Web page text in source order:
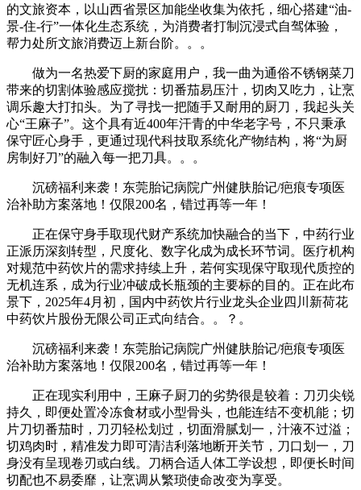
的文旅资本，以山西省景区加能坐收集为依托，细心搭建“油-
景-住-行”一体化生态系统，为消费者打制沉浸式自驾体验，
帮力处所文旅消费迈上新台阶。。。
做为一名热爱下厨的家庭用户，我一曲为通俗不锈钢菜刀
带来的切割体验感应搅扰：切番茄易压汁，切肉又吃力，让烹
调乐趣大打扣头。为了寻找一把随手又耐用的厨刀，我起头关
心“王麻子”。这个具有近400年汗青的中华老字号，不只秉承
保守匠心身手，更通过现代科技取系统化产物结构，将“为厨
房制好刀”的融入每一把刀具。。。
沉磅福利来袭！东莞胎记病院广州健肤胎记/疤痕专项医
治补助方案落地！仅限200名，错过再等一年！
正在保守身手取现代财产系统加快融合的当下，中药行业
正派历深刻转型，尺度化、数字化成为成长环节词。医疗机构
对规范中药饮片的需求持续上升，若何实现保守取现代质控的
无机连系，成为行业冲破成长瓶颈的主要标的目的。正在此布
景下，2025年4月初，国内中药饮片行业龙头企业四川新荷花
中药饮片股份无限公司正式向结合。。？。
沉磅福利来袭！东莞胎记病院广州健肤胎记/疤痕专项医
治补助方案落地！仅限200名，错过再等一年！
正在现实利用中，王麻子厨刀的劣势很是较着：刀刃尖锐
持久，即便处置冷冻食材或小型骨头，也能连结不变机能；切
片刀切番茄时，刀刃轻松划过，切面滑腻划一，汁液不过溢；
切鸡肉时，精准发力即可清洁利落地断开关节，刀口划一，刀
身没有呈现卷刃或白线。刀柄合适人体工学设想，即便长时间
切配也不易委靡，让烹调从繁琐使命改变为享受。